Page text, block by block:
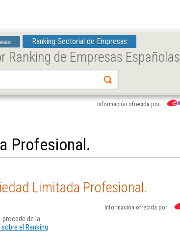
Ranking Sectorial de Empresas
Ranking de Empresas Españolas
Información ofrecida por
Profesional.
Limitada Profesional.
Información ofrecida por
de la
el Ranking